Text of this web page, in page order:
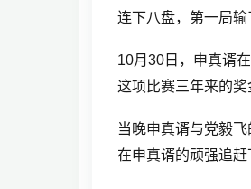
连下八盘，第一局
10月30日，申真谞
这项比赛三年来的奖
当晚申真谞与党毅
在申真谞的顽强追赶